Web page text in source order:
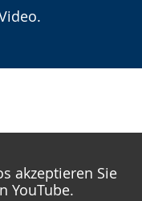
akzeptieren Sie
YouTube.